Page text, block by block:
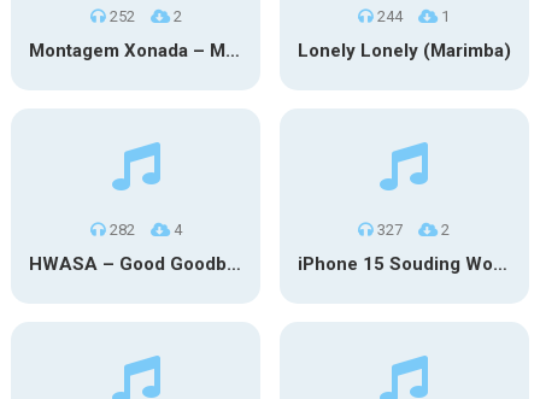
252 2
Montagem Xonada – MXZI (iPhone)
244 1
Lonely Lonely (Marimba)
282 4
HWASA – Good Goodbye (iPhone)
327 2
iPhone 15 Souding Wood